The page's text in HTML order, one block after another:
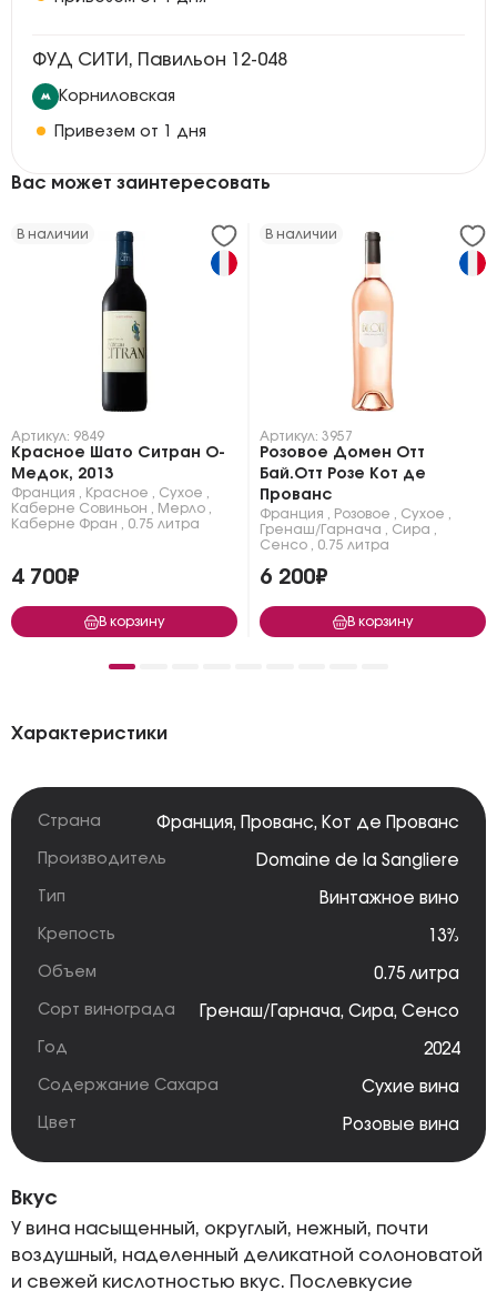
ФУД СИТИ, Павильон 12-048
Корниловская
Привезем от 1 дня
Вас может заинтересовать
В наличии
Артикул: 9849
Красное Шато Ситран О-
Медок, 2013
Франция Красное Сухое
Каберне Совиньон
Мерло
Каберне Фран
0.75 литра
4 700₽
В корзину
В наличии
Артикул: 3957
Розовое Домен Отт
Бай.Отт Розе Кот де
Прованс
Франция Розовое Сухое
Гренаш/Гарнача
Сира
Сенсо
0.75 литра
6 200₽
В корзину
Характеристики
Страна Франция, Прованс, Кот де Прованс
Производитель Domaine de la Sangliere
Тип Винтажное вино
Крепость 13%
Объем 0.75 литра
Сорт винограда Гренаш/Гарнача, Сира, Сенсо
Год 2024
Содержание Сахара Сухие вина
Цвет Розовые вина
Вкус
У вина насыщенный, округлый, нежный, почти
воздушный, наделенный деликатной солоноватой
и свежей кислотностью вкус. Послевкусие